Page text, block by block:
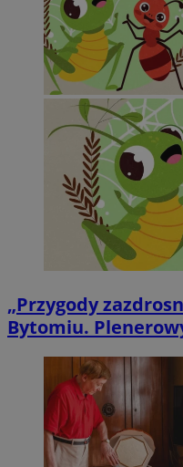
„Przygody
Bytomiu.